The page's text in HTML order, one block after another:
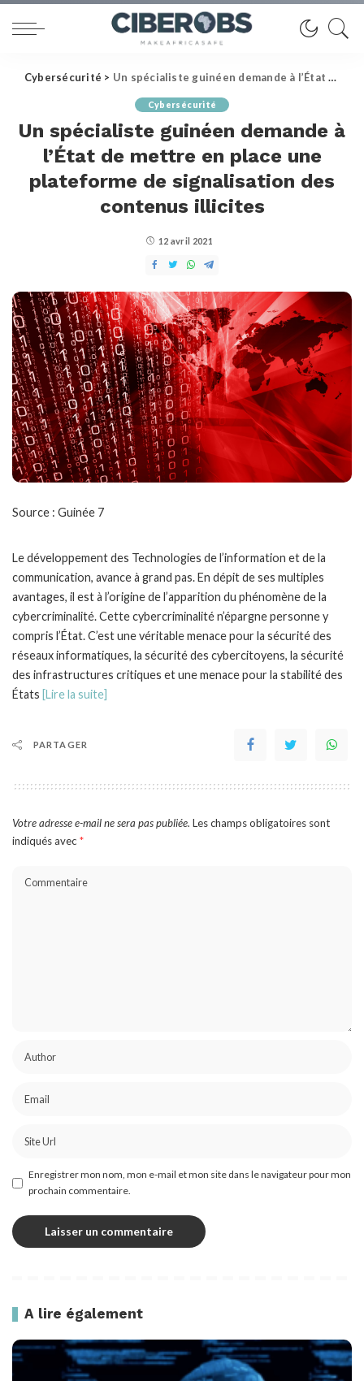
Cybersécurité > Un spécialiste guinéen demande à l’État de mettre en place une plateforme de signalisation des contenus illicites
Cybersécurité
Un spécialiste guinéen demande à
l’État de mettre en place une
plateforme de signalisation des
contenus illicites
12 avril 2021
Source : Guinée 7
Le développement des Technologies de l’information et de la
communication, avance à grand pas. En dépit de ses multiples
avantages, il est à l’origine de l’apparition du phénomène de la
cybercriminalité. Cette cybercriminalité n’épargne personne y
compris l’État. C’est une véritable menace pour la sécurité des
réseaux informatiques, la sécurité des cybercitoyens, la sécurité
des infrastructures critiques et une menace pour la stabilité des
États [Lire la suite]
PARTAGER
Votre adresse e-mail ne sera pas publiée. Les champs obligatoires sont
indiqués avec *
Enregistrer mon nom, mon e-mail et mon site dans le navigateur pour mon
prochain commentaire.
A lire également